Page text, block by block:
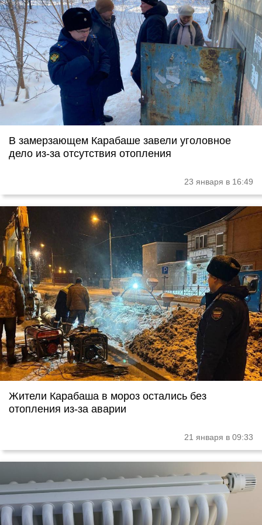
В замерзающем Карабаше завели уголовное
дело из-за отсутствия отопления
23 января в 16:49
Жители Карабаша в мороз остались без
отопления из-за аварии
21 января в 09:33